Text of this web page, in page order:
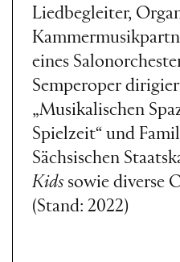
Liedbegleiter,
eines
Semperoper
„Musikalischen
Spielzeit“ und
Sächsischen
Kids sowie diverse
(Stand: 2022)